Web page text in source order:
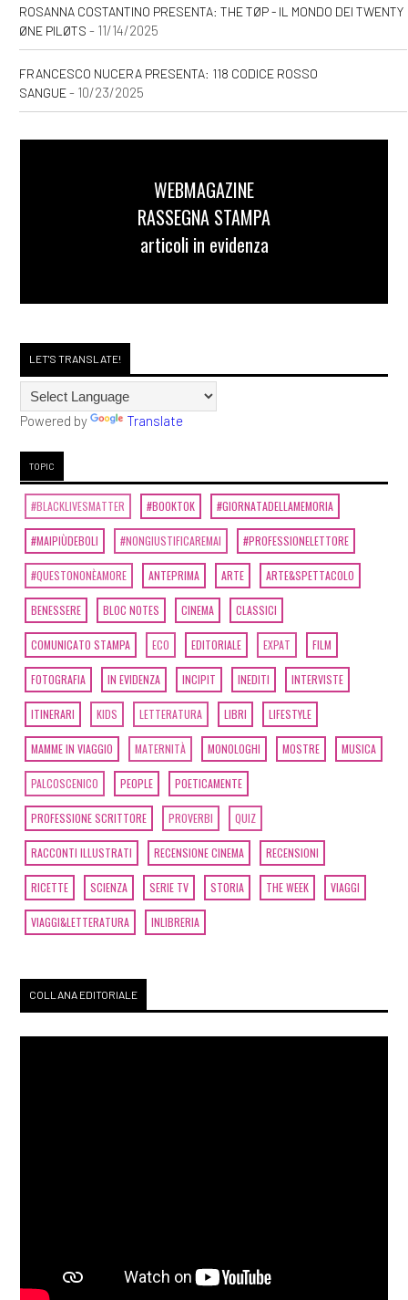
ROSANNA COSTANTINO PRESENTA: THE TØP - IL MONDO DEI TWENTY
ØNE PILØTS - 11/14/2025
FRANCESCO NUCERA PRESENTA: 118 CODICE ROSSO
SANGUE- 10/23/2025
WEBMAGAZINE
RASSEGNA STAMPA
articoli in evidenza
LET'S TRANSLATE!
Powered by Translate
TOPIC
#BLACKLIVESMATTER #BOOKTOK #GIORNATADELLAMEMORIA
#MAIPIÙDEBOLI #NONGIUSTIFICAREMAI #PROFESSIONELETTORE
#QUESTONONÈAMORE ANTEPRIMA ARTE ARTE&SPETTACOLO
BENESSERE BLOC NOTES CINEMA CLASSICI
COMUNICATO STAMPA ECO EDITORIALE EXPAT FILM
FOTOGRAFIA IN EVIDENZA INCIPIT INEDITI INTERVISTE
ITINERARI KIDS LETTERATURA LIBRI LIFESTYLE
MAMME IN VIAGGIO MATERNITÀ MONOLOGHI MOSTRE MUSICA
PALCOSCENICO PEOPLE POETICAMENTE
PROFESSIONE SCRITTORE PROVERBI QUIZ
RACCONTI ILLUSTRATI RECENSIONE CINEMA RECENSIONI
RICETTE SCIENZA SERIE TV STORIA THE WEEK VIAGGI
VIAGGI&LETTERATURA INLIBRERIA
COLLANA EDITORIALE